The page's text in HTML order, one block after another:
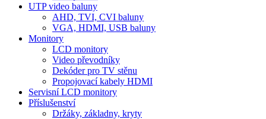
UTP video baluny
AHD, TVI, CVI baluny
VGA, HDMI, USB baluny
Monitory
LCD monitory
Video převodníky
Dekóder pro TV stěnu
Propojovací kabely HDMI
Servisní LCD monitory
Příslušenství
Držáky, základny, kryty